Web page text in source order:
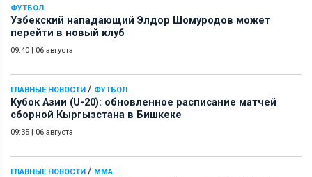
ФУТБОЛ
Узбекский нападающий Элдор Шомуродов может
перейти в новый клуб
09:40 | 06 августа
ГЛАВНЫЕ НОВОСТИ / ФУТБОЛ
Кубок Азии (U-20): обновленное расписание матчей
сборной Кыргызстана в Бишкеке
09:35 | 06 августа
ГЛАВНЫЕ НОВОСТИ / ММА